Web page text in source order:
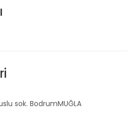
sok. BodrumMUĞLA